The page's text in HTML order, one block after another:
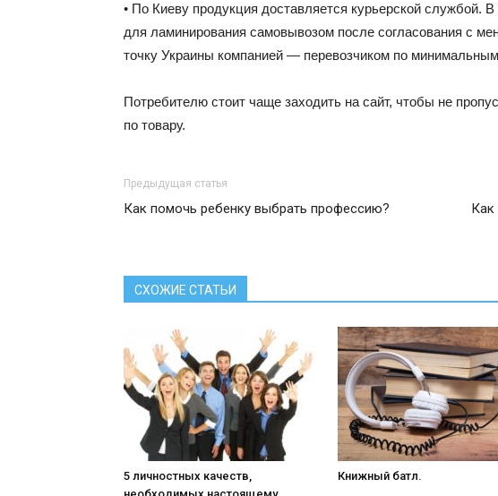
• По Киеву продукция доставляется курьерской службой.
для ламинирования самовывозом после согласования с
точку Украины компанией — перевозчиком по
Потребителю стоит чаще заходить на сайт, чтобы не
по товару.
Предыдущая статья
Как помочь ребенку выбрать профессию?
Как
СХОЖИЕ СТАТЬИ
5 личностных качеств,
Книжный батл.